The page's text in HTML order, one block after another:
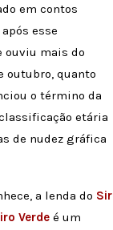
em contos
esse
ouviu mais do
outubro, quanto
o término da
etária
de nudez gráfica
a lenda do Sir
Verde é um